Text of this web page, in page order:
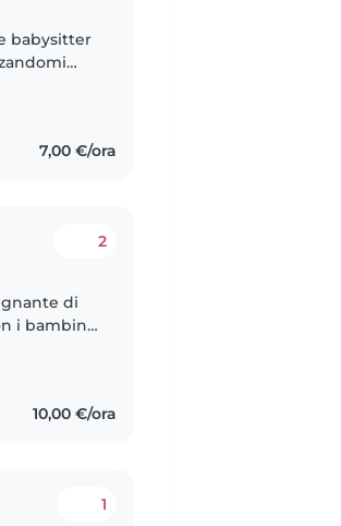
babysitter
7,00 €/ora
2
di
i bambini
10,00 €/ora
1